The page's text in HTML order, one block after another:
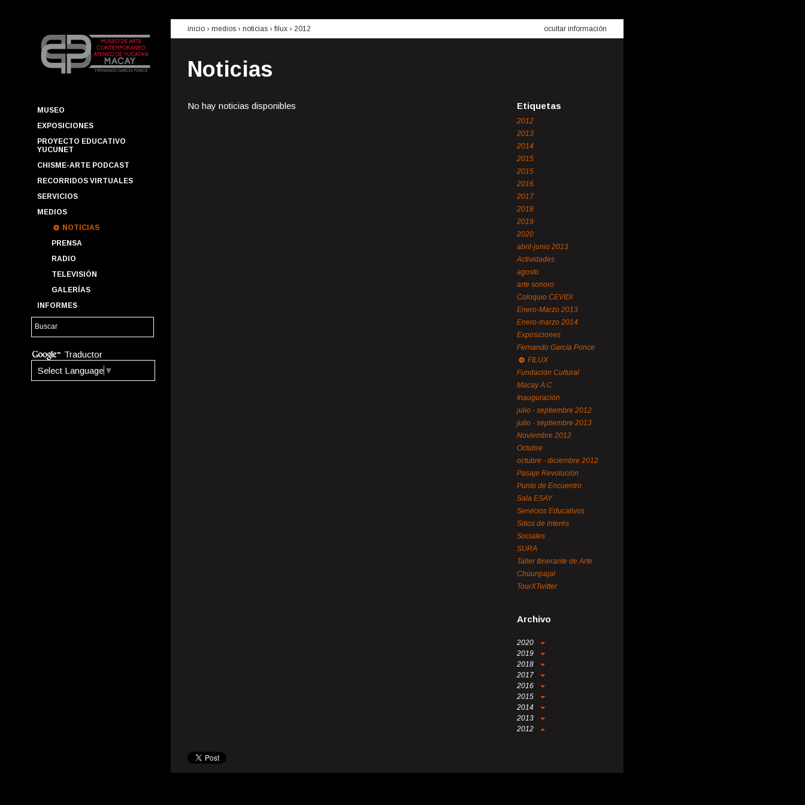
MUSEO
EXPOSICIONES
PROYECTO EDUCATIVO
YUCUNET
CHISME-ARTE PODCAST
RECORRIDOS VIRTUALES
SERVICIOS
MEDIOS
NOTICIAS
PRENSA
RADIO
TELEVISIÓN
GALERÍAS
INFORMES
Traductor
Select Language ▼
inicio › medios › noticias › filux › 2012 ocultar información
Noticias
No hay noticias disponibles Etiquetas
2012
2013
2014
2015
2015
2016
2017
2018
2019
2020
abril-junio 2013
Actividades
agosto
arte sonoro
Coloquio CEVIDI
Enero-Marzo 2013
Enero-marzo 2014
Exposiciones
Fernando García Ponce
FILUX
Fundación Cultural
Macay A.C.
Inauguración
julio - septiembre 2012
julio - septiembre 2013
Noviembre 2012
Octubre
octubre - diciembre 2012
Pasaje Revolución
Punto de Encuentro
Sala ESAY
Servicios Educativos
Sitios de interés
Sociales
SURA
Taller Itinerante de Arte
Chúunpajal
TourXTwitter
Archivo
2020
2019
2018
2017
2016
2015
2014
2013
2012